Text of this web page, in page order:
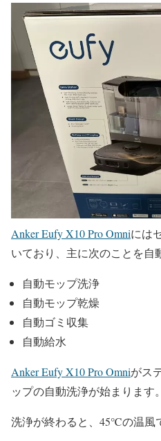
Anker Eufy X10 Pro Omniには
いており、主に次のことを自
自動モップ洗浄
自動モップ乾燥
自動ゴミ収集
自動給水
Anker Eufy X10 Pro Omniがス
ップの自動洗浄が始まります。
洗浄が終わると、45℃の温風